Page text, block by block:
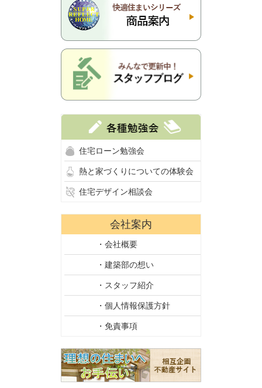
住宅ローン勉強会
熱と家づくりについての体験会
住宅デザイン相談会
会社案内
・会社概要
・建築部の想い
・スタッフ紹介
・個人情報保護方針
・免責事項